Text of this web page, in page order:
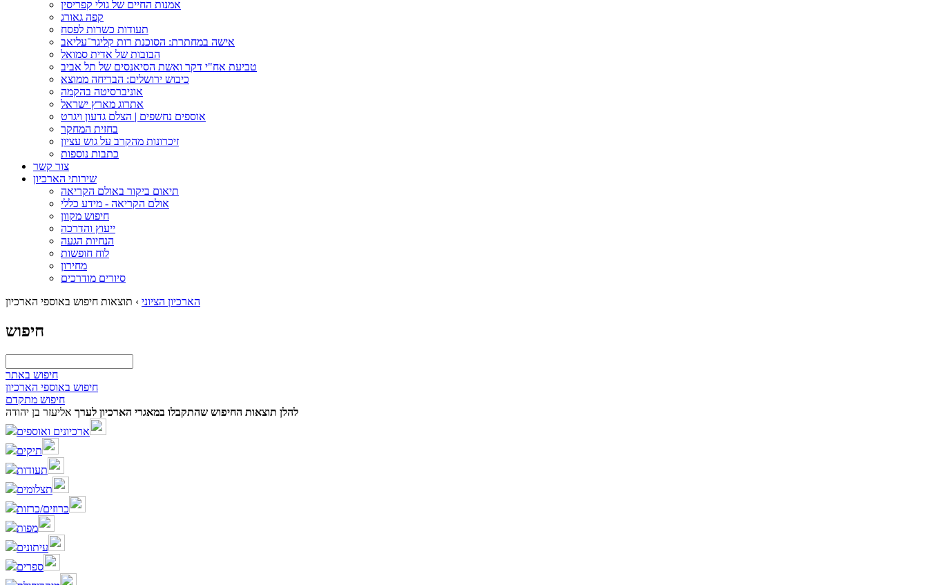
אמנות החיים של גולי קפריסין
קפה גאורג
תעודות כשרות לפסח
אישה במחתרת: הסוכנת רות קליגר־עליאב
הבובות של אדית סמואל
טביעת אח"י דקר ואשת הסיאנסים של תל אביב
כיבוש ירושלים: הבריחה ממוצא
אוניברסיטה בהקמה
אתרוג מארץ ישראל
אוספים נחשפים | הצלם גדעון ויגרט
בחזית המחקר
זיכרונות מהקרב על גוש עציון
כתבות נוספות
צור קשר
שירותי הארכיון
תיאום ביקור באולם הקריאה
אולם הקריאה - מידע כללי
חיפוש מקוון
ייעוץ והדרכה
הנחיות הגעה
לוח חופשות
מחירון
סיורים מודרכים
הארכיון הציוני › תוצאות חיפוש באוספי הארכיון
חיפוש
חיפוש באתר
חיפוש באוספי הארכיון
חיפוש מתקדם
להלן תוצאות החיפוש שהתקבלו במאגרי הארכיון לערך אליעזר בן יהודה
ארכיונים ואוספים
תיקים
תעודות
תצלומים
כרוזים/כרזות
מפות
עיתונים
ספרים